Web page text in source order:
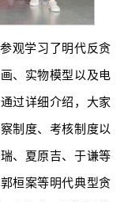
观学习了明代反贪
、实物模型以及电
过详细介绍，大家
制度、考核制度以
、夏原吉、于谦等
桓案等明代典型贪